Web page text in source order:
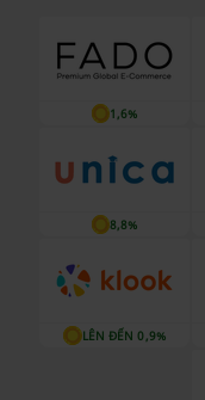
1,6%
8,8%
LÊN ĐẾN 0,9%